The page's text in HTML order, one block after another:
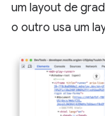
um layout de
o outro usa um